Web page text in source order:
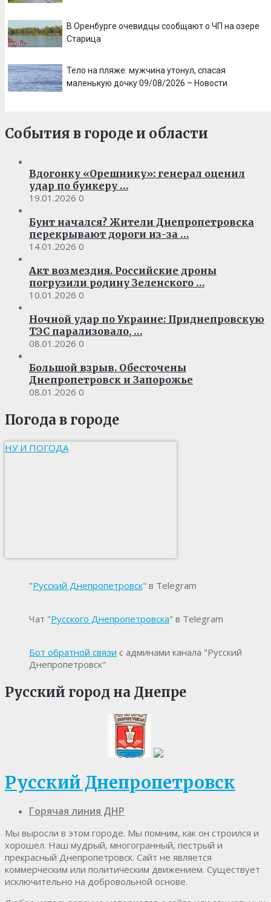
В Оренбурге очевидцы сообщают о ЧП на озере
Старица
Тело на пляже: мужчина утонул, спасая
маленькую дочку 09/08/2026 – Новости
События в городе и области
Вдогонку «Орешнику»: генерал оценил
удар по бункеру …
19.01.2026 0
Бунт начался? Жители Днепропетровска
перекрывают дороги из-за …
14.01.2026 0
Акт возмездия. Российские дроны
погрузили родину Зеленского …
10.01.2026 0
Ночной удар по Украине: Приднепровскую
ТЭС парализовало, …
08.01.2026 0
Большой взрыв. Обесточены
Днепропетровск и Запорожье
08.01.2026 0
Погода в городе
НУ И ПОГОДА
"Русский Днепропетровск" в Telegram
Чат "Русского Днепропетровска" в Telegram
Бот обратной связи с админами канала "Русский
Днепропетровск"
Русский город на Днепре
Русский Днепропетровск
Горячая линия ДНР
Мы выросли в этом городе. Мы помним, как он строился и
хорошел. Наш мудрый, многогранный, пестрый и
прекрасный Днепропетровск. Cайт не является
коммерческим или политическим движением. Существует
исключительно на добровольной основе.